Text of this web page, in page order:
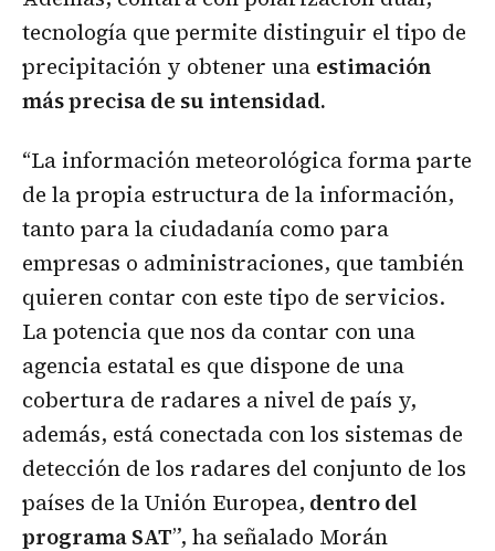
tecnología que permite distinguir el tipo de
precipitación y obtener una estimación
más precisa de su intensidad.
“La información meteorológica forma parte
de la propia estructura de la información,
tanto para la ciudadanía como para
empresas o administraciones, que también
quieren contar con este tipo de servicios.
La potencia que nos da contar con una
agencia estatal es que dispone de una
cobertura de radares a nivel de país y,
además, está conectada con los sistemas de
detección de los radares del conjunto de los
países de la Unión Europea, dentro del
programa SAT”, ha señalado Morán